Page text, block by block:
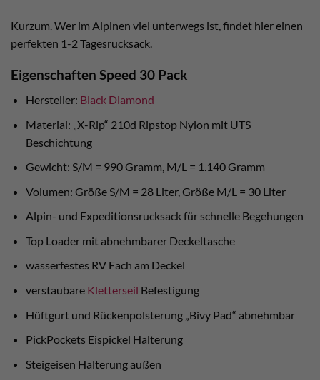
Kurzum. Wer im Alpinen viel unterwegs ist, findet hier einen
perfekten 1-2 Tagesrucksack.
Eigenschaften Speed 30 Pack
Hersteller: Black Diamond
Material: „X-Rip“ 210d Ripstop Nylon mit UTS
Beschichtung
Gewicht: S/M = 990 Gramm, M/L = 1.140 Gramm
Volumen: Größe S/M = 28 Liter, Größe M/L = 30 Liter
Alpin- und Expeditionsrucksack für schnelle Begehungen
Top Loader mit abnehmbarer Deckeltasche
wasserfestes RV Fach am Deckel
verstaubare Kletterseil Befestigung
Hüftgurt und Rückenpolsterung „Bivy Pad“ abnehmbar
PickPockets Eispickel Halterung
Steigeisen Halterung außen